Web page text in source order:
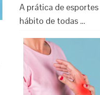
A prática de
hábito de todas …